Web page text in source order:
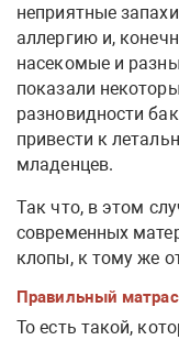
неприятные
аллергию и,
насекомые и
показали
разновидности
привести к
младенцев.
Так что, в этом
современных
клопы, к тому же
Правильный
То есть такой,